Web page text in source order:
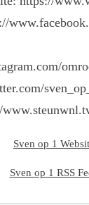
Sven op 1
Sven op 1 RSS